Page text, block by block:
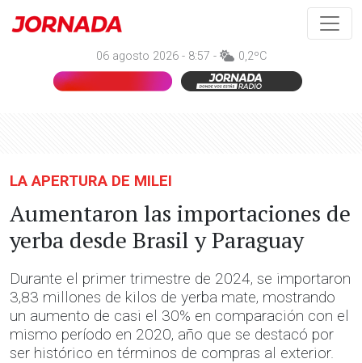
06 agosto 2026 - 8:57 - 0,2ºC
LA APERTURA DE MILEI
Aumentaron las importaciones de
yerba desde Brasil y Paraguay
Durante el primer trimestre de 2024, se importaron
3,83 millones de kilos de yerba mate, mostrando
un aumento de casi el 30% en comparación con el
mismo período en 2020, año que se destacó por
ser histórico en términos de compras al exterior.